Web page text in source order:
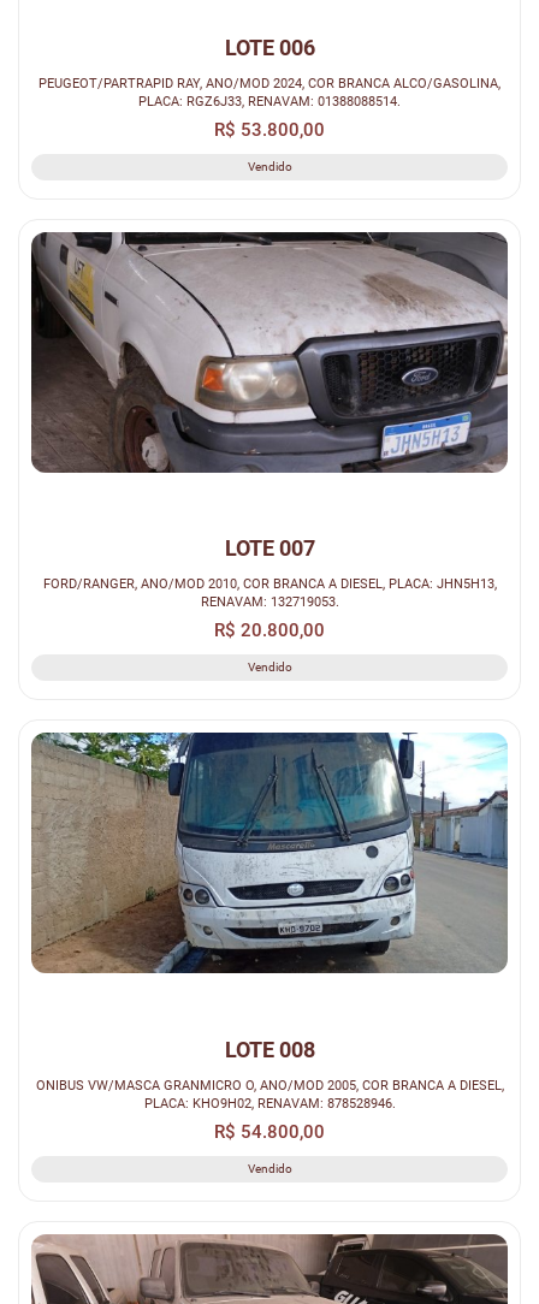
LOTE 006
PEUGEOT/PARTRAPID RAY, ANO/MOD 2024, COR BRANCA ALCO/GASOLINA,
PLACA: RGZ6J33, RENAVAM: 01388088514.
R$ 53.800,00
Vendido
LOTE 007
FORD/RANGER, ANO/MOD 2010, COR BRANCA A DIESEL, PLACA: JHN5H13,
RENAVAM: 132719053.
R$ 20.800,00
Vendido
LOTE 008
ONIBUS VW/MASCA GRANMICRO O, ANO/MOD 2005, COR BRANCA A DIESEL,
PLACA: KHO9H02, RENAVAM: 878528946.
R$ 54.800,00
Vendido